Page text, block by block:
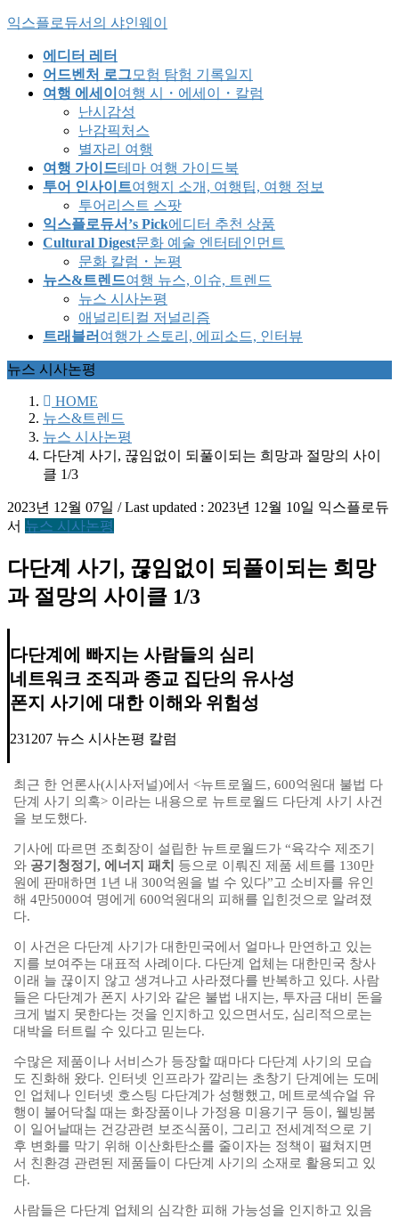
Skip
content
Skip
Navigation
익스플로듀서의 샤인웨이
에디터 레터
어드벤처 로그모험 탐험 기록일지
여행 에세이 여행 시・에세이・칼럼
난시감성
난감픽처스
별자리 여행
여행 가이드테마 여행 가이드북
투어 인사이트여행지 소개, 여행팁, 여행 정보
투어리스트 스팟
익스플로듀서’s Pick에디터 추천 상품
Cultural Digest문화 예술 엔터테인먼트
문화 칼럼・논평
뉴스&트렌드여행 뉴스, 이슈, 트렌드
뉴스 시사논평
애널리티컬 저널리즘
트래블러 여행가 스토리, 에피소드, 인터뷰
뉴스 시사논평
HOME
뉴스&트렌드
뉴스 시사논평
다단계 사기, 끊임없이 되풀이되는 희망과 절망의 사이
클 1/3
2023년 12월 07일 / Last updated : 2023년 12월 10일 익스플로듀
서 뉴스 시사논평
다단계 사기, 끊임없이 되풀이되는 희망
과 절망의 사이클 1/3
다단계에 빠지는 사람들의 심리
네트워크 조직과 종교 집단의 유사성
폰지 사기에 대한 이해와 위험성
231207 뉴스 시사논평 칼럼
최근 한 언론사(시사저널)에서 <뉴트로월드, 600억원대 불법 다
단계 사기 의혹> 이라는 내용으로 뉴트로월드 다단계 사기 사건
을 보도했다.
기사에 따르면 조회장이 설립한 뉴트로월드가 “육각수 제조기
와 공기청정기, 에너지 패치 등으로 이뤄진 제품 세트를 130만
원에 판매하면 1년 내 300억원을 벌 수 있다”고 소비자를 유인
해 4만5000여 명에게 600억원대의 피해를 입힌것으로 알려졌
다.
이 사건은 다단계 사기가 대한민국에서 얼마나 만연하고 있는
지를 보여주는 대표적 사례이다. 다단계 업체는 대한민국 창사
이래 늘 끊이지 않고 생겨나고 사라졌다를 반복하고 있다. 사람
들은 다단계가 폰지 사기와 같은 불법 내지는, 투자금 대비 돈을
크게 벌지 못한다는 것을 인지하고 있으면서도, 심리적으로는
대박을 터트릴 수 있다고 믿는다.
수많은 제품이나 서비스가 등장할 때마다 다단계 사기의 모습
도 진화해 왔다. 인터넷 인프라가 깔리는 초창기 단계에는 도메
인 업체나 인터넷 호스팅 다단계가 성행했고, 메트로섹슈얼 유
행이 불어닥칠 때는 화장품이나 가정용 미용기구 등이, 웰빙붐
이 일어날때는 건강관련 보조식품이, 그리고 전세계적으로 기
후 변화를 막기 위해 이산화탄소를 줄이자는 정책이 펼쳐지면
서 친환경 관련된 제품들이 다단계 사기의 소재로 활용되고 있
다.
사람들은 다단계 업체의 심각한 피해 가능성을 인지하고 있음